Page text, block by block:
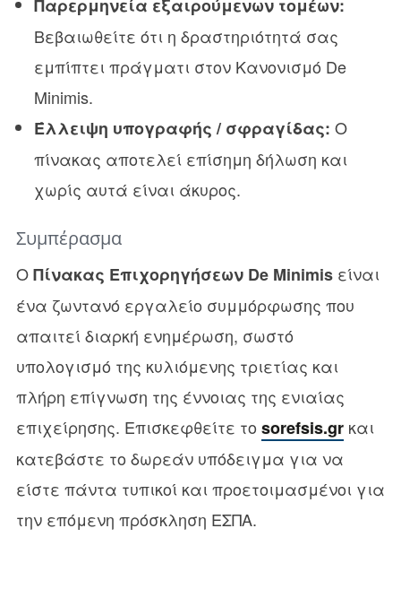
Παρερμηνεία εξαιρούμενων τομέων:
Βεβαιωθείτε ότι η δραστηριότητά σας
εμπίπτει πράγματι στον Κανονισμό De
Minimis.
Έλλειψη υπογραφής / σφραγίδας: Ο
πίνακας αποτελεί επίσημη δήλωση και
χωρίς αυτά είναι άκυρος.
Συμπέρασμα
ΟΠίνακας Επιχορηγήσεων De Minimisείναι
ένα ζωντανό εργαλείο συμμόρφωσης που
απαιτεί διαρκή ενημέρωση, σωστό
υπολογισμό της κυλιόμενης τριετίας και
πλήρη επίγνωση της έννοιας της ενιαίας
επιχείρησης. Επισκεφθείτε το sorefsis.grκαι
κατεβάστε το δωρεάν υπόδειγμα για να
είστε πάντα τυπικοί και προετοιμασμένοι για
την επόμενη πρόσκληση ΕΣΠΑ.